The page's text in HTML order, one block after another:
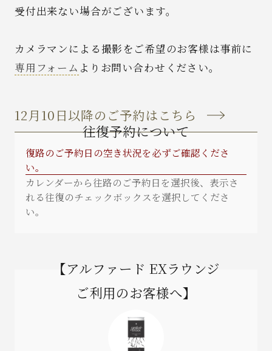
Reserve
News
Recruit
Contact
受付出来ない場合がございます。
カメラマンによる撮影をご希望のお客様は事前に
専用フォーム よりお問い合わせください。
12月10日以降のご予約はこちら
往復予約について
復路のご予約日の空き状況を必ずご確認くださ
い。
カレンダーから往路のご予約日を選択後、表示さ
れる往復のチェックボックスを選択してくださ
い。
【アルファード EXラウンジ
ご利用のお客様へ】